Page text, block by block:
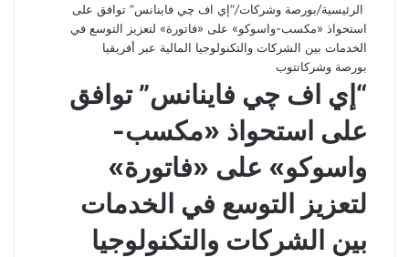
الرئيسية/بورصة وشركات/“إي اف چي فاينانس” توافق على
استحواذ «مكسب-واسوكو» على «فاتورة» لتعزيز التوسع في
الخدمات بين الشركات والتكنولوجيا المالية عبر أفريقيا
بورصة وشركاتتوب
“إي اف چي فاينانس” توافق
على استحواذ «مكسب-
واسوكو» على «فاتورة»
لتعزيز التوسع في الخدمات
بين الشركات والتكنولوجيا